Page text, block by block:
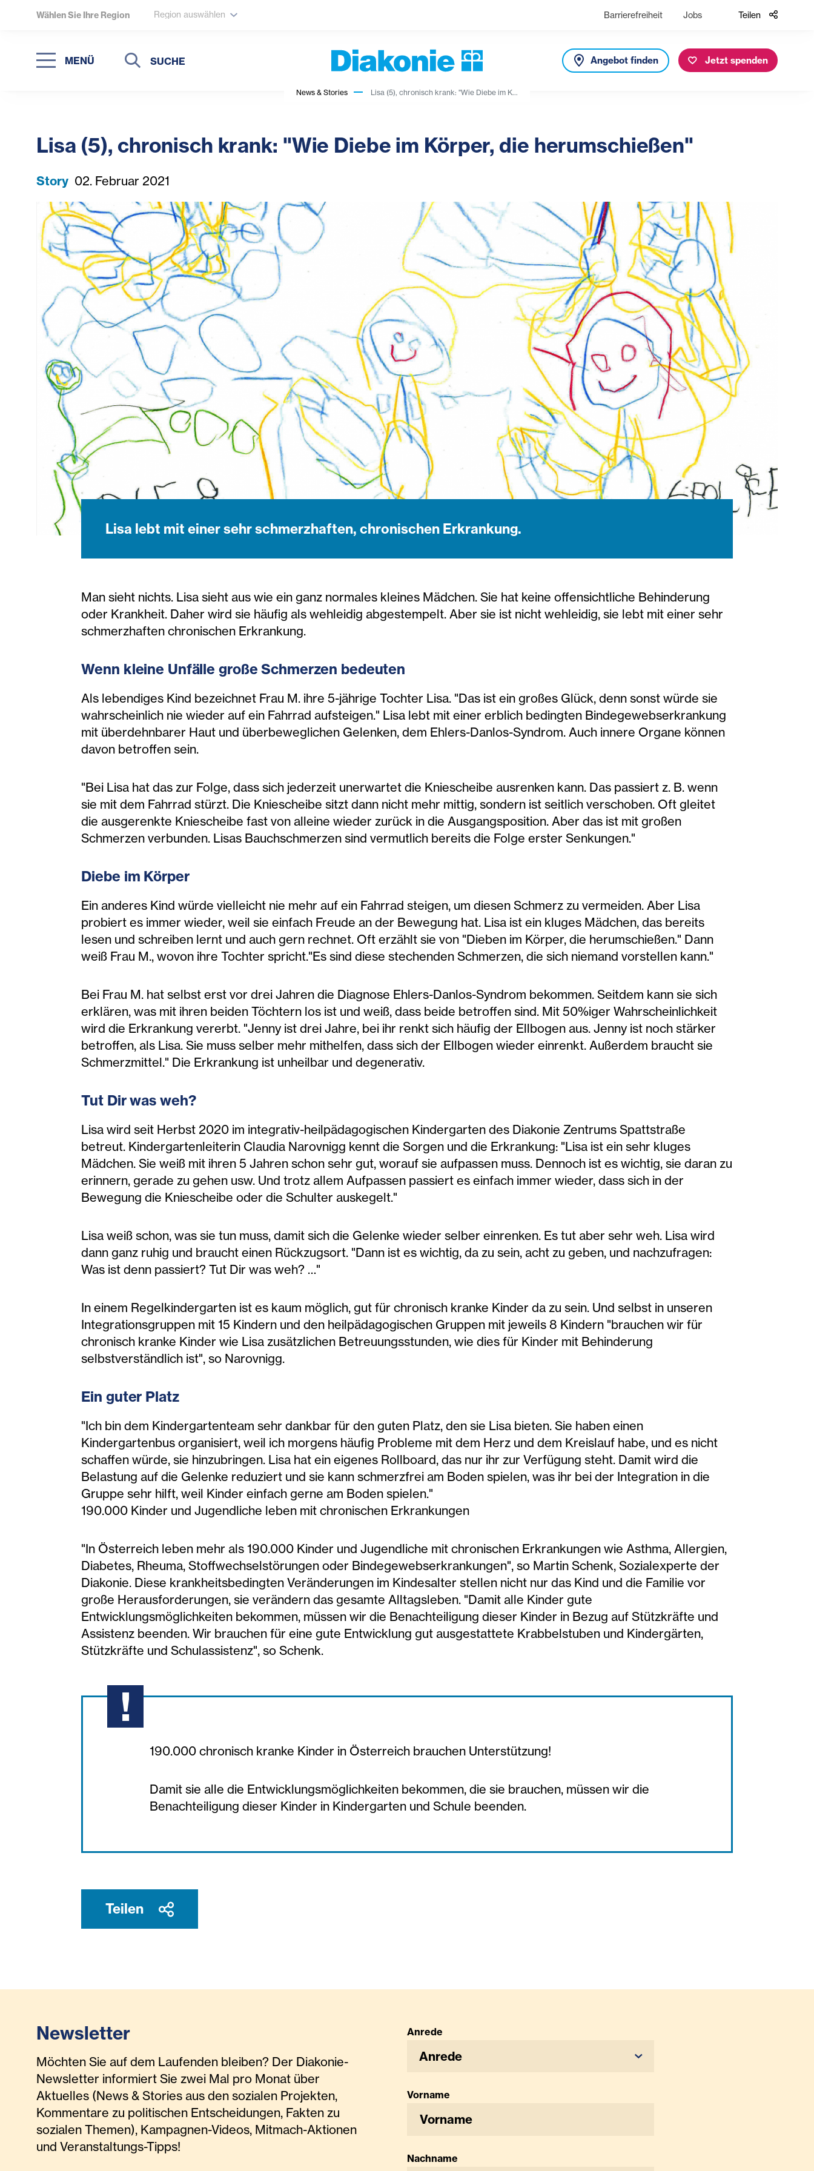
Wählen Sie Ihre Region Region auswählen Barrierefreiheit Jobs Teilen
MENÜ
Suche
Suche
Angebot finden Jetzt spenden
News & Stories Lisa (5), chronisch krank: "Wie Diebe im K...
Lisa (5), chronisch krank: "Wie Diebe im Körper, die herumschießen"
Story 02. Februar 2021
Lisa lebt mit einer sehr schmerzhaften, chronischen Erkrankung.
Man sieht nichts. Lisa sieht aus wie ein ganz normales kleines Mädchen. Sie hat keine offensichtliche Behinderung
oder Krankheit. Daher wird sie häufig als wehleidig abgestempelt. Aber sie ist nicht wehleidig, sie lebt mit einer sehr
schmerzhaften chronischen Erkrankung.
Wenn kleine Unfälle große Schmerzen bedeuten
Als lebendiges Kind bezeichnet Frau M. ihre 5-jährige Tochter Lisa. "Das ist ein großes Glück, denn sonst würde sie
wahrscheinlich nie wieder auf ein Fahrrad aufsteigen." Lisa lebt mit einer erblich bedingten Bindegewebserkrankung
mit überdehnbarer Haut und überbeweglichen Gelenken, dem Ehlers-Danlos-Syndrom. Auch innere Organe können
davon betroffen sein.
"Bei Lisa hat das zur Folge, dass sich jederzeit unerwartet die Kniescheibe ausrenken kann. Das passiert z. B. wenn
sie mit dem Fahrrad stürzt. Die Kniescheibe sitzt dann nicht mehr mittig, sondern ist seitlich verschoben. Oft gleitet
die ausgerenkte Kniescheibe fast von alleine wieder zurück in die Ausgangsposition. Aber das ist mit großen
Schmerzen verbunden. Lisas Bauchschmerzen sind vermutlich bereits die Folge erster Senkungen."
Diebe im Körper
Ein anderes Kind würde vielleicht nie mehr auf ein Fahrrad steigen, um diesen Schmerz zu vermeiden. Aber Lisa
probiert es immer wieder, weil sie einfach Freude an der Bewegung hat. Lisa ist ein kluges Mädchen, das bereits
lesen und schreiben lernt und auch gern rechnet. Oft erzählt sie von "Dieben im Körper, die herumschießen." Dann
weiß Frau M., wovon ihre Tochter spricht."Es sind diese stechenden Schmerzen, die sich niemand vorstellen kann."
Bei Frau M. hat selbst erst vor drei Jahren die Diagnose Ehlers-Danlos-Syndrom bekommen. Seitdem kann sie sich
erklären, was mit ihren beiden Töchtern los ist und weiß, dass beide betroffen sind. Mit 50%iger Wahrscheinlichkeit
wird die Erkrankung vererbt. "Jenny ist drei Jahre, bei ihr renkt sich häufig der Ellbogen aus. Jenny ist noch stärker
betroffen, als Lisa. Sie muss selber mehr mithelfen, dass sich der Ellbogen wieder einrenkt. Außerdem braucht sie
Schmerzmittel." Die Erkrankung ist unheilbar und degenerativ.
Tut Dir was weh?
Lisa wird seit Herbst 2020 im integrativ-heilpädagogischen Kindergarten des Diakonie Zentrums Spattstraße
betreut. Kindergartenleiterin Claudia Narovnigg kennt die Sorgen und die Erkrankung: "Lisa ist ein sehr kluges
Mädchen. Sie weiß mit ihren 5 Jahren schon sehr gut, worauf sie aufpassen muss. Dennoch ist es wichtig, sie daran zu
erinnern, gerade zu gehen usw. Und trotz allem Aufpassen passiert es einfach immer wieder, dass sich in der
Bewegung die Kniescheibe oder die Schulter auskegelt."
Lisa weiß schon, was sie tun muss, damit sich die Gelenke wieder selber einrenken. Es tut aber sehr weh. Lisa wird
dann ganz ruhig und braucht einen Rückzugsort. "Dann ist es wichtig, da zu sein, acht zu geben, und nachzufragen:
Was ist denn passiert? Tut Dir was weh? …"
In einem Regelkindergarten ist es kaum möglich, gut für chronisch kranke Kinder da zu sein. Und selbst in unseren
Integrationsgruppen mit 15 Kindern und den heilpädagogischen Gruppen mit jeweils 8 Kindern "brauchen wir für
chronisch kranke Kinder wie Lisa zusätzlichen Betreuungsstunden, wie dies für Kinder mit Behinderung
selbstverständlich ist", so Narovnigg.
Ein guter Platz
"Ich bin dem Kindergartenteam sehr dankbar für den guten Platz, den sie Lisa bieten. Sie haben einen
Kindergartenbus organisiert, weil ich morgens häufig Probleme mit dem Herz und dem Kreislauf habe, und es nicht
schaffen würde, sie hinzubringen. Lisa hat ein eigenes Rollboard, das nur ihr zur Verfügung steht. Damit wird die
Belastung auf die Gelenke reduziert und sie kann schmerzfrei am Boden spielen, was ihr bei der Integration in die
Gruppe sehr hilft, weil Kinder einfach gerne am Boden spielen."
190.000 Kinder und Jugendliche leben mit chronischen Erkrankungen
"In Österreich leben mehr als 190.000 Kinder und Jugendliche mit chronischen Erkrankungen wie Asthma, Allergien,
Diabetes, Rheuma, Stoffwechselstörungen oder Bindegewebserkrankungen", so Martin Schenk, Sozialexperte der
Diakonie. Diese krankheitsbedingten Veränderungen im Kindesalter stellen nicht nur das Kind und die Familie vor
große Herausforderungen, sie verändern das gesamte Alltagsleben. "Damit alle Kinder gute
Entwicklungsmöglichkeiten bekommen, müssen wir die Benachteiligung dieser Kinder in Bezug auf Stützkräfte und
Assistenz beenden. Wir brauchen für eine gute Entwicklung gut ausgestattete Krabbelstuben und Kindergärten,
Stützkräfte und Schulassistenz", so Schenk.
190.000 chronisch kranke Kinder in Österreich brauchen Unterstützung!
Damit sie alle die Entwicklungsmöglichkeiten bekommen, die sie brauchen, müssen wir die
Benachteiligung dieser Kinder in Kindergarten und Schule beenden.
Teilen
Newsletter
Möchten Sie auf dem Laufenden bleiben? Der Diakonie-
Newsletter informiert Sie zwei Mal pro Monat über
Aktuelles (News & Stories aus den sozialen Projekten,
Kommentare zu politischen Entscheidungen, Fakten zu
sozialen Themen), Kampagnen-Videos, Mitmach-Aktionen
und Veranstaltungs-Tipps!
Anrede
Anrede
Vorname
Nachname